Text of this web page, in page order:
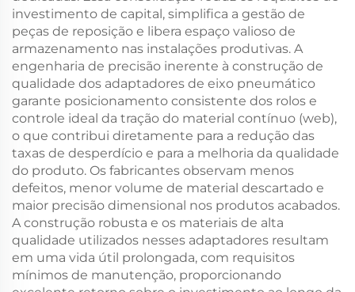
investimento de capital, simplifica a gestão de
peças de reposição e libera espaço valioso de
armazenamento nas instalações produtivas. A
engenharia de precisão inerente à construção de
qualidade dos adaptadores de eixo pneumático
garante posicionamento consistente dos rolos e
controle ideal da tração do material contínuo (web),
o que contribui diretamente para a redução das
taxas de desperdício e para a melhoria da qualidade
do produto. Os fabricantes observam menos
defeitos, menor volume de material descartado e
maior precisão dimensional nos produtos acabados.
A construção robusta e os materiais de alta
qualidade utilizados nesses adaptadores resultam
em uma vida útil prolongada, com requisitos
mínimos de manutenção, proporcionando